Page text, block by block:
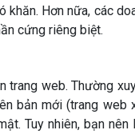
khăn. Hơn nữa, các
cứng riêng biệt.
trang web. Thường
bản mới (trang web
Tuy nhiên, bạn nên